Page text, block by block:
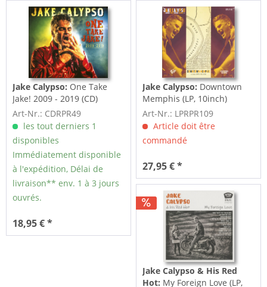
Jake Calypso: One Take
Jake! 2009 - 2019 (CD)
Art-Nr.: CDRPR49
les tout derniers 1
disponibles
Immédiatement disponible
à l'expédition, Délai de
livraison** env. 1 à 3 jours
ouvrés.
18,95 € *
Jake Calypso: Downtown
Memphis (LP, 10inch)
Art-Nr.: LPRPR109
Article doit être
commandé
27,95 € *
Jake Calypso & His Red
Hot: My Foreign Love (LP,